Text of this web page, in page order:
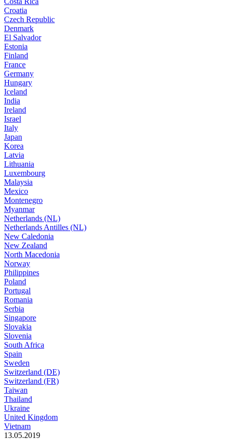
Croatia
Czech Republic
Denmark
El Salvador
Estonia
Finland
France
Germany
Hungary
Iceland
India
Ireland
Israel
Italy
Japan
Korea
Latvia
Lithuania
Luxembourg
Malaysia
Mexico
Montenegro
Myanmar
Netherlands (NL)
Netherlands Antilles (NL)
New Caledonia
New Zealand
North Macedonia
Norway
Philippines
Poland
Portugal
Romania
Serbia
Singapore
Slovakia
Slovenia
South Africa
Spain
Sweden
Switzerland (DE)
Switzerland (FR)
Taiwan
Thailand
Ukraine
United Kingdom
Vietnam
13.05.2019